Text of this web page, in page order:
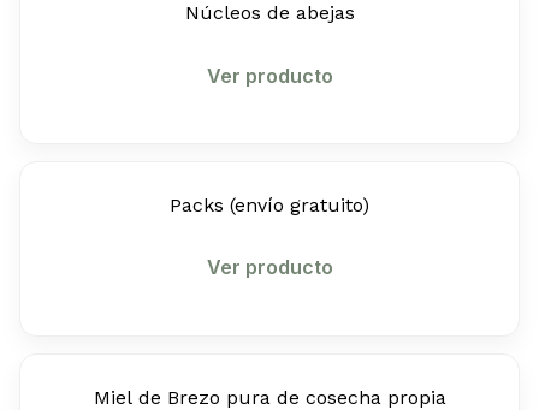
Núcleos de abejas
Ver producto
Packs (envío gratuito)
Ver producto
Miel de Brezo pura de cosecha propia